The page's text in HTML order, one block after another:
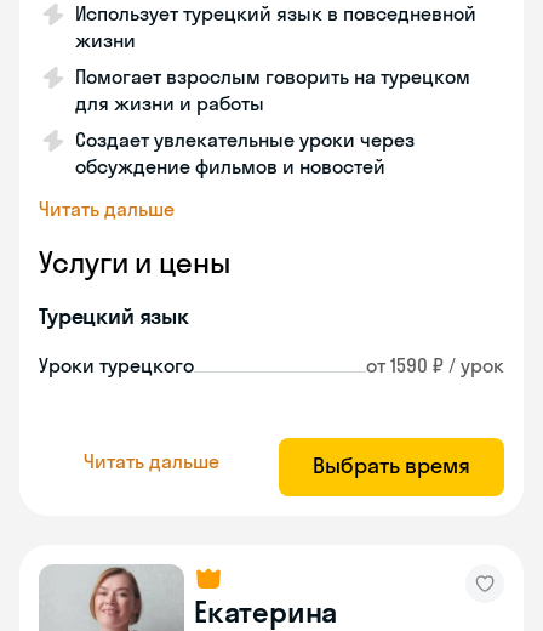
Использует турецкий язык в повседневной
жизни
Помогает взрослым говорить на турецком
для жизни и работы
Создает увлекательные уроки через
обсуждение фильмов и новостей
Читать дальше
Услуги и цены
Турецкий язык
Уроки турецкого от 1590 ₽ / урок
Читать дальше Выбрать время
Екатерина